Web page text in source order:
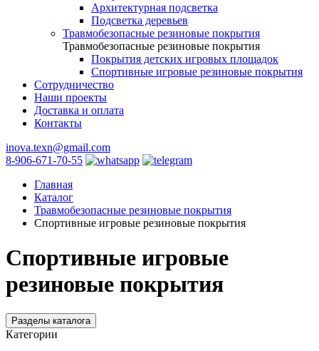
Архитектурная подсветка
Подсветка деревьев
Травмобезопасные резиновые покрытия
Травмобезопасные резиновые покрытия
Покрытия детских игровых площадок
Спортивные игровые резиновые покрытия
Сотрудничество
Наши проекты
Доставка и оплата
Контакты
inova.texn@gmail.com
8-906-671-70-55
Главная
Каталог
Травмобезопасные резиновые покрытия
Спортивные игровые резиновые покрытия
Спортивные игровые
резиновые покрытия
Разделы каталога
Категории